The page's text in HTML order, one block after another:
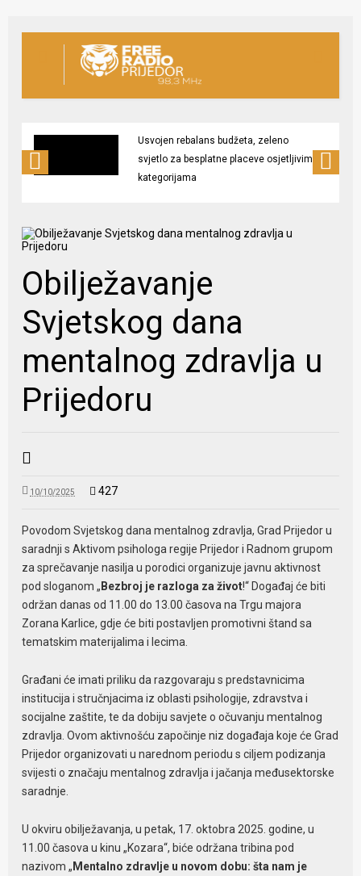
Usvojen rebalans budžeta, zeleno
svjetlo za besplatne placeve osjetljivim
kategorijama
Obilježavanje
Svjetskog dana
mentalnog zdravlja u
Prijedoru
10/10/2025 427
Povodom Svjetskog dana mentalnog zdravlja, Grad Prijedor u
saradnji s Aktivom psihologa regije Prijedor i Radnom grupom
za sprečavanje nasilja u porodici organizuje javnu aktivnost
pod sloganom „ Bezbroj je razloga za život!“ Događaj će biti
održan danas od 11.00 do 13.00 časova na Trgu majora
Zorana Karlice, gdje će biti postavljen promotivni štand sa
tematskim materijalima i lecima.
Građani će imati priliku da razgovaraju s predstavnicima
institucija i stručnjacima iz oblasti psihologije, zdravstva i
socijalne zaštite, te da dobiju savjete o očuvanju mentalnog
zdravlja. Ovom aktivnošću započinje niz događaja koje će Grad
Prijedor organizovati u narednom periodu s ciljem podizanja
svijesti o značaju mentalnog zdravlja i jačanja međusektorske
saradnje.
U okviru obilježavanja, u petak, 17. oktobra 2025. godine, u
11.00 časova u kinu „Kozara“, biće održana tribina pod
nazivom „Mentalno zdravlje u novom dobu: šta nam je